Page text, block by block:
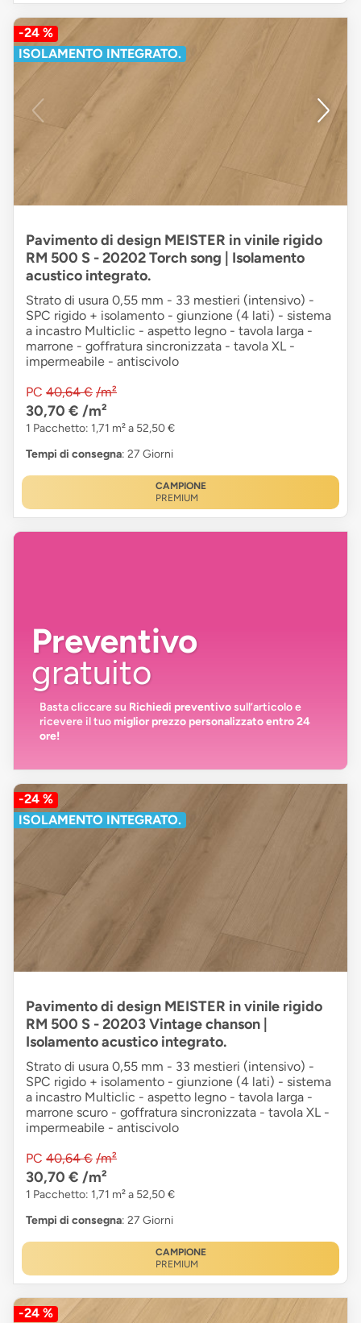
-24 %
ISOLAMENTO INTEGRATO.
Pavimento di design MEISTER in vinile rigido
RM 500 S - 20202 Torch song | Isolamento
acustico integrato.
Strato di usura 0,55 mm - 33 mestieri (intensivo) -
SPC rigido + isolamento - giunzione (4 lati) - sistema
a incastro Multiclic - aspetto legno - tavola larga -
marrone - goffratura sincronizzata - tavola XL -
impermeabile - antiscivolo
PC 40,64 € /m²
30,70 € /m²
1 Pacchetto: 1,71 m² a 52,50 €
Tempi di consegna: 27 Giorni
CAMPIONE
PREMIUM
Preventivo
gratuito
Basta cliccare su Richiedi preventivosull’articolo e
ricevere il tuomiglior prezzo personalizzato entro 24
ore!
-24 %
ISOLAMENTO INTEGRATO.
Pavimento di design MEISTER in vinile rigido
RM 500 S - 20203 Vintage chanson |
Isolamento acustico integrato.
Strato di usura 0,55 mm - 33 mestieri (intensivo) -
SPC rigido + isolamento - giunzione (4 lati) - sistema
a incastro Multiclic - aspetto legno - tavola larga -
marrone scuro - goffratura sincronizzata - tavola XL -
impermeabile - antiscivolo
PC 40,64 € /m²
30,70 € /m²
1 Pacchetto: 1,71 m² a 52,50 €
Tempi di consegna: 27 Giorni
CAMPIONE
PREMIUM
-24 %